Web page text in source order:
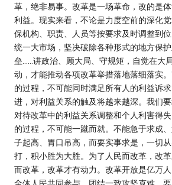
革，绝非易事。改革是一场革命，改的是
利益。现实来看，不论是力度空前的深化
保机构、职责、人员等按要求及时调整到
统一大市场，坚决破除各种形式的地方保
垒……讲政治、顾大局、守规矩，自觉在大
动，才能推动各项改革举措落地落细落实
的过程，不可能同时满足所有人的利益诉
进，对利益关系的触及将越来越深。我们
对待改革中的利益关系调整和个人利害得
的过程，不可能一蹴而就。不能急于求成
子起高、胃口吊高，而要实事求是，一切
打，积小胜为大胜。为了人民而改革，改
而改革，改革才有动力。改革开放是亿万